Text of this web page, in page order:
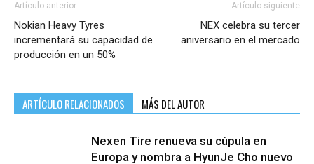
Artículo anterior
Nokian Heavy Tyres
incrementará su capacidad de
producción en un 50%
Artículo siguiente
NEX celebra su tercer
aniversario en el mercado
ARTÍCULO RELACIONADOS MÁS DEL AUTOR
Nexen Tire renueva su cúpula en
Europa y nombra a HyunJe Cho nuevo